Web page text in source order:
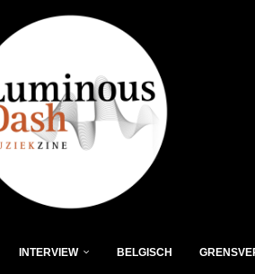
INTERVIEW BELGISCH